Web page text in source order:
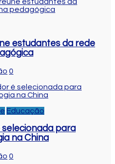
estudantes da rede
0
Educação
selecionada para
na China
0